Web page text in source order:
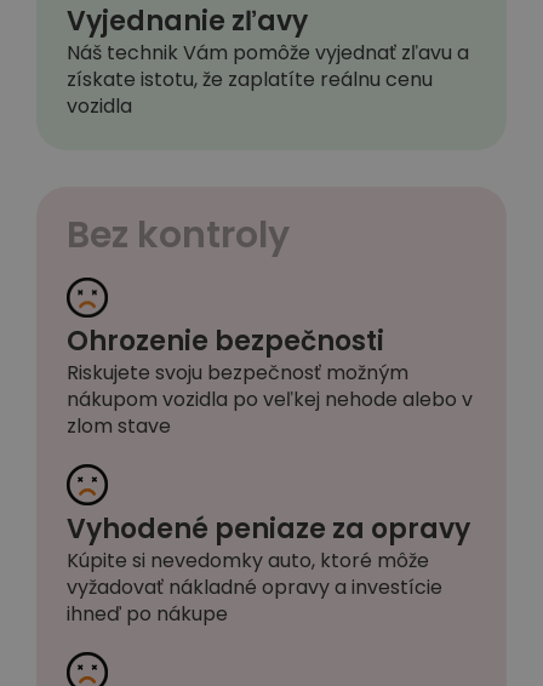
Vyjednanie zľavy
Náš technik Vám pomôže vyjednať zľavu a
získate istotu, že zaplatíte reálnu cenu
vozidla
Bez kontroly
Ohrozenie bezpečnosti
Riskujete svoju bezpečnosť možným
nákupom vozidla po veľkej nehode alebo v
zlom stave
Vyhodené peniaze za opravy
Kúpite si nevedomky auto, ktoré môže
vyžadovať nákladné opravy a investície
ihneď po nákupe